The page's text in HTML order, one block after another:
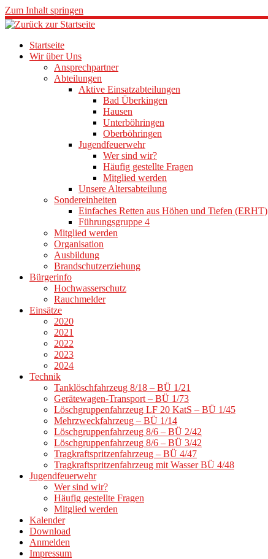
Zum Inhalt springen
Startseite
Wir über Uns
Ansprechpartner
Abteilungen
Aktive Einsatzabteilungen
Bad Überkingen
Hausen
Unterböhringen
Oberböhringen
Jugendfeuerwehr
Wer sind wir?
Häufig gestellte Fragen
Mitglied werden
Unsere Altersabteilung
Sondereinheiten
Einfaches Retten aus Höhen und Tiefen (ERHT)
Führungsgruppe 4
Mitglied werden
Organisation
Ausbildung
Brandschutzerziehung
Bürgerinfo
Hochwasserschutz
Rauchmelder
Einsätze
2020
2021
2022
2023
2024
Technik
Tanklöschfahrzeug 8/18 – BÜ 1/21
Gerätewagen-Transport – BÜ 1/73
Löschgruppenfahrzeug LF 20 KatS – BÜ 1/45
Mehrzweckfahrzeug – BÜ 1/14
Löschgruppenfahrzeug 8/6 – BÜ 2/42
Löschgruppenfahrzeug 8/6 – BÜ 3/42
Tragkraftspritzenfahrzeug – BÜ 4/47
Tragkraftspritzenfahrzeug mit Wasser BÜ 4/48
Jugendfeuerwehr
Wer sind wir?
Häufig gestellte Fragen
Mitglied werden
Kalender
Download
Anmelden
Impressum